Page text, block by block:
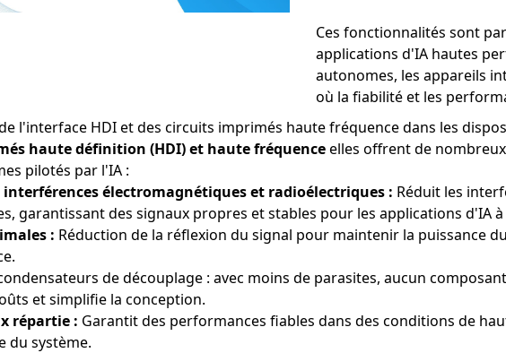
Ces fonctionnalités sont
applications d'IA hautes
autonomes, les appareils
où la fiabilité et les
l'interface HDI et des circuits imprimés haute fréquence dans les
haute définition (HDI) et haute fréquenceelles offrent de
pilotés par l'IA :
interférences électromagnétiques et radioélectriques : Réduit les
garantissant des signaux propres et stables pour les applications d'IA à
: Réduction de la réflexion du signal pour maintenir la puissance
de découplage : avec moins de parasites, aucun
et simplifie la conception.
répartie : Garantit des performances fiables dans des conditions de
du système.